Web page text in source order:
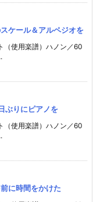
ケール＆アルペジオを
（使用楽譜）ハノン／60
ぶりにピアノを
（使用楽譜）ハノン／60
に時間をかけた